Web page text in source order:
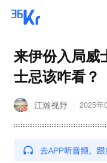
来伊份入局威
士忌该咋看？
江瀚视野 2025年